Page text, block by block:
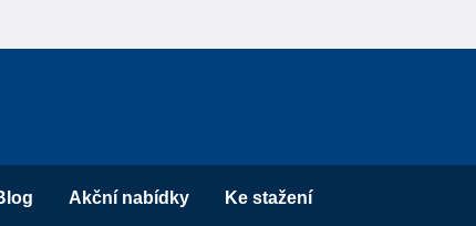
Akční nabídky Ke stažení